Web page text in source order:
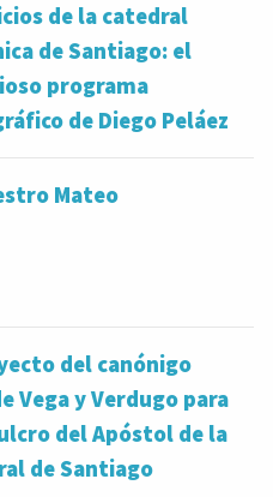
de la catedral
de Santiago: el
programa
de Diego Peláez
Mateo
del canónigo
Vega y Verdugo para
del Apóstol de la
de Santiago